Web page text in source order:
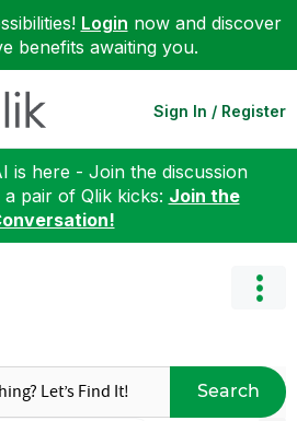
Login now and discover
benefits awaiting you.
Sign In / Register
is here - Join the discussion
pair of Qlik kicks: Join the
Search